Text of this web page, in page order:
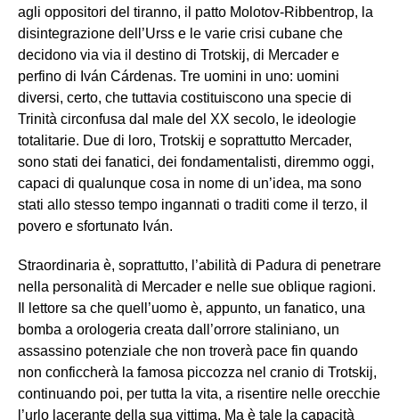
agli oppositori del tiranno, il patto Molotov-Ribbentrop, la
disintegrazione dell’Urss e le varie crisi cubane che
decidono via via il destino di Trotskij, di Mercader e
perfino di Iván Cárdenas. Tre uomini in uno: uomini
diversi, certo, che tuttavia costituiscono una specie di
Trinità circonfusa dal male del XX secolo, le ideologie
totalitarie. Due di loro, Trotskij e soprattutto Mercader,
sono stati dei fanatici, dei fondamentalisti, diremmo oggi,
capaci di qualunque cosa in nome di un’idea, ma sono
stati allo stesso tempo ingannati o traditi come il terzo, il
povero e sfortunato Iván.
Straordinaria è, soprattutto, l’abilità di Padura di penetrare
nella personalità di Mercader e nelle sue oblique ragioni.
Il lettore sa che quell’uomo è, appunto, un fanatico, una
bomba a orologeria creata dall’orrore staliniano, un
assassino potenziale che non troverà pace fin quando
non conficcherà la famosa piccozza nel cranio di Trotskij,
continuando poi, per tutta la vita, a risentire nelle orecchie
l’urlo lacerante della sua vittima. Ma è tale la capacità